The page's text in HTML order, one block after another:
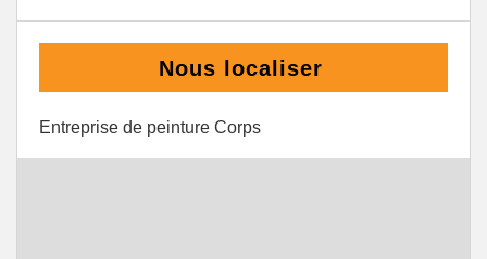
Nous localiser
Entreprise de peinture Corps